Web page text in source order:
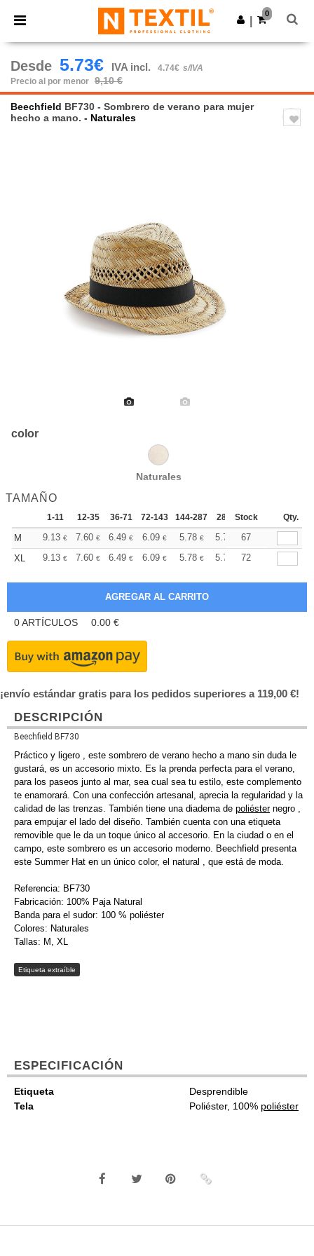
× App de Ntextil
¡Mejores precios en app!
Descargar app
0
Desde 5.73€ IVA incl. 4.74€ s/IVA
Precio al por menor 9,10 €
Beechfield BF730 - Sombrero de verano para mujer
hecho a mano. - Naturales
color
Naturales
TAMAÑO
1-11 12-35 36-71 72-143 144-287 288 + Más
Stock Qty.
M 9.13 € 7.60 € 6.49 € 6.09 € 5.78 € 5.73
67
XL
9.13 € 7.60 € 6.49 € 6.09 € 5.78 € 5.73 72
0ARTÍCULOS 0.00 €
¡envío estándar gratis para los pedidos superiores a 119,00 €!
DESCRIPCIÓN
Beechfield BF730
Práctico y ligero , este sombrero de verano hecho a mano sin duda le
gustará, es un accesorio mixto. Es la prenda perfecta para el verano,
para los paseos junto al mar, sea cual sea tu estilo, este complemento
te enamorará. Con una confección artesanal, aprecia la regularidad y la
calidad de las trenzas. También tiene una diadema de poliésternegro ,
para empujar el lado del diseño. También cuenta con una etiqueta
removible que le da un toque único al accesorio. En la ciudad o en el
campo, este sombrero es un accesorio moderno. Beechfield presenta
este Summer Hat en un único color, el natural , que está de moda.
Referencia: BF730
Fabricación: 100% Paja Natural
Banda para el sudor: 100 % poliéster
Colores: Naturales
Tallas: M, XL
Etiqueta extraíble
ESPECIFICACIÓN
Etiqueta
Desprendible
Tela
Poliéster, 100% poliéster